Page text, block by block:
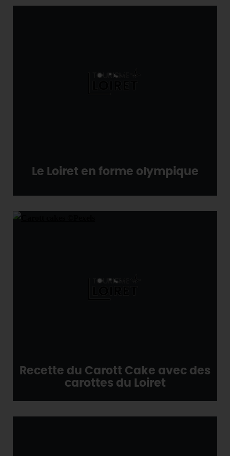
Le Loiret en forme olympique
Recette du Carott Cake avec des
carottes du Loiret